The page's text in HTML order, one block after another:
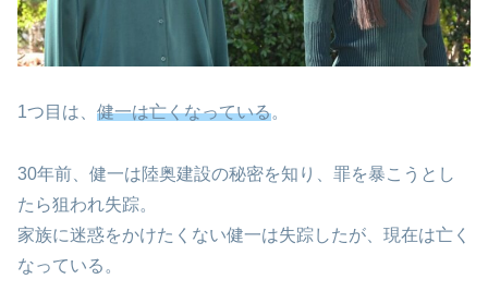
1つ目は、 健一は亡くなっている。
30年前、健一は陸奥建設の秘密を知り、罪を暴こうとし
たら狙われ失踪。
家族に迷惑をかけたくない健一は失踪したが、現在は亡く
なっている。